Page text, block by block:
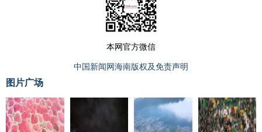
本网官方微信
中国新闻网海南版权及免责声明
图片广场